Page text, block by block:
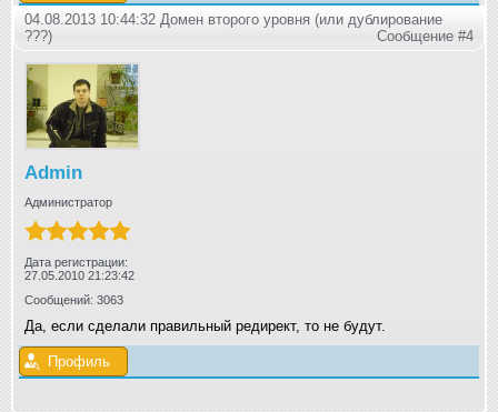
04.08.2013 10:44:32 Домен второго уровня (или дублирование
???)
Сообщение #4
Admin
Администратор
Дата регистрации:
27.05.2010 21:23:42
Сообщений: 3063
Да, если сделали правильный редирект, то не будут.
Профиль